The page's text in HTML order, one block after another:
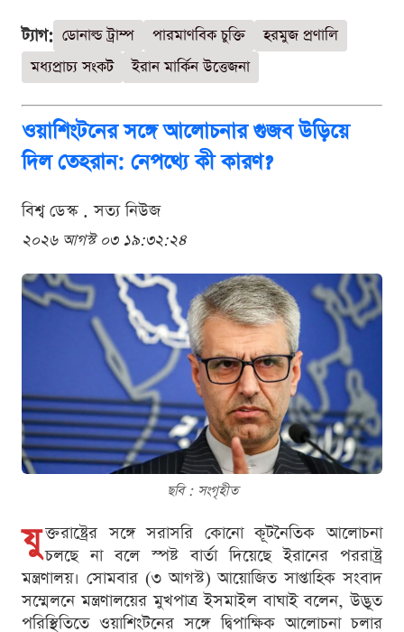
ট্যাগ: ডোনাল্ড ট্রাম্প পারমাণবিক চুক্তি
হরমুজ প্রণালি
মধ্যপ্রাচ্য সংকট
ইরান মার্কিন উত্তেজনা
ওয়াশিংটনের সঙ্গে আলোচনার গুজব উড়িয়ে
দিল তেহরান: নেপথ্যে কী কারণ?
বিশ্ব ডেস্ক . সত্য নিউজ
২০২৬ আগস্ট ০৩ ১৯:৩২:২৪
ছবি : সংগৃহীত
যু ক্তরাষ্ট্রের সঙ্গে সরাসরি কোনো কূটনৈতিক আলোচনা
চলছে না বলে স্পষ্ট বার্তা দিয়েছে ইরানের পররাষ্ট্র
মন্ত্রণালয়। সোমবার (৩ আগস্ট) আয়োজিত সাপ্তাহিক সংবাদ
সম্মেলনে মন্ত্রণালয়ের মুখপাত্র ইসমাইল বাঘাই বলেন, উদ্ভূত
পরিস্থিতিতে ওয়াশিংটনের সঙ্গে দ্বিপাক্ষিক আলোচনা চলার